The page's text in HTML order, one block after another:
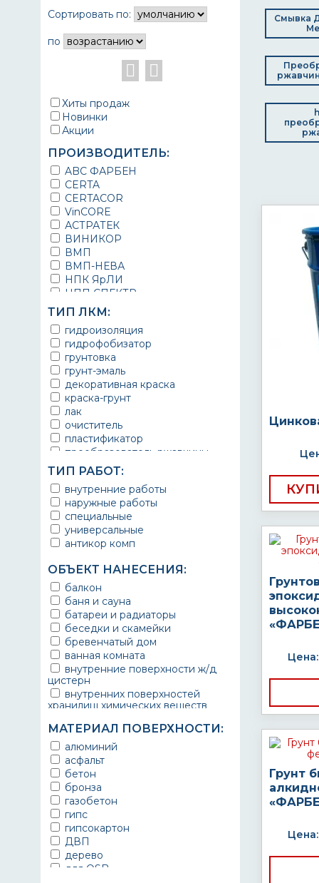
Сортировать по:
по
Хиты продаж
Новинки
Акции
ПРОИЗВОДИТЕЛЬ:
ABC ФАРБЕН
CERTA
CERTACOR
VinCORE
АСТРАТЕК
ВИНИКОР
ВМП
ВМП-НЕВА
НПК ЯрЛИ
НПП СПЕКТР
НПФ ЭМАЛЬ
ТЕРМА
УРЕПЛЕН
ТИП ЛКМ:
гидроизоляция
гидрофобизатор
грунтовка
грунт-эмаль
декоративная краска
краска-грунт
лак
очиститель
пластификатор
преобразователь ржавчины
эмаль
Краска
Покрытие
грунт эмаль
защитное покрытие
ТИП РАБОТ:
внутренние работы
наружные работы
специальные
универсальные
антикор комп
ОБЪЕКТ НАНЕСЕНИЯ:
балкон
баня и сауна
батареи и радиаторы
беседки и скамейки
бревенчатый дом
ванная комната
внутренние поверхности ж/д
цистерн
внутренних поверхностей
хранилищ химических веществ
ворота
выхлопные системы
автомобилей
газопроводы
гараж
гидротехнические сооружения
городской транспорт
грузовые вагоны
двери металлические
детали двигателей
детали машин
МАТЕРИАЛ ПОВЕРХНОСТИ:
алюминий
асфальт
бетон
бронза
газобетон
гипс
гипсокартон
ДВП
дерево
для OSB
Смывка
Цена:
Грунт
Цена: